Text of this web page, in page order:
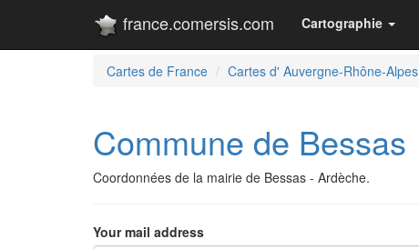
france.comersis.com Cartographie
Cartes de France Cartes d' Auvergne-Rhône-Alpes
Commune de Bessas
Coordonnées de la mairie de Bessas - Ardèche.
Your mail address